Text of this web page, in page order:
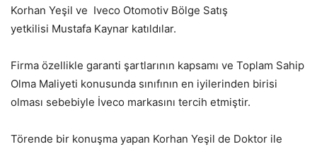
Korhan Yeşil ve Iveco Otomotiv Bölge Satış
yetkilisi Mustafa Kaynar katıldılar.
Firma özellikle garanti şartlarının kapsamı ve Toplam Sahip
Olma Maliyeti konusunda sınıfının en iyilerinden birisi
olması sebebiyle İveco markasını tercih etmiştir.
Törende bir konuşma yapan Korhan Yeşil de Doktor ile